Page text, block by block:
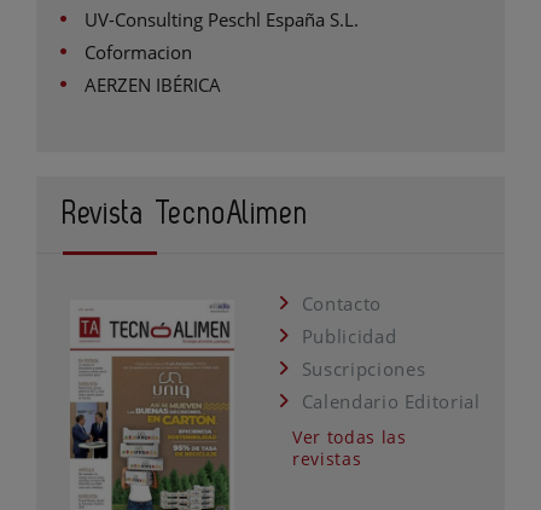
UV-Consulting Peschl España S.L.
Coformacion
AERZEN IBÉRICA
Revista TecnoAlimen
Contacto
Publicidad
Suscripciones
Calendario Editorial
Ver todas las
revistas